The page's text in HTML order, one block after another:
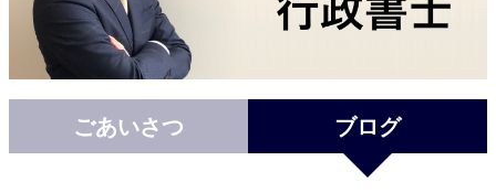
ごあいさつ ブログ